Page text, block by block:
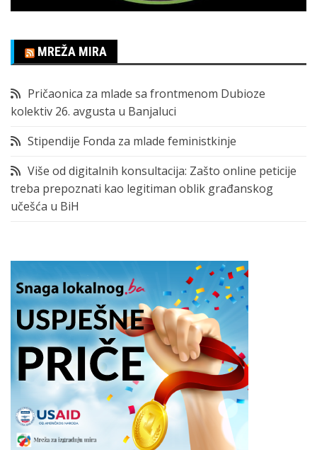
MREŽA MIRA
Pričaonica za mlade sa frontmenom Dubioze
kolektiv 26. avgusta u Banjaluci
Stipendije Fonda za mlade feministkinje
Više od digitalnih konsultacija: Zašto online peticije
treba prepoznati kao legitiman oblik građanskog
učešća u BiH